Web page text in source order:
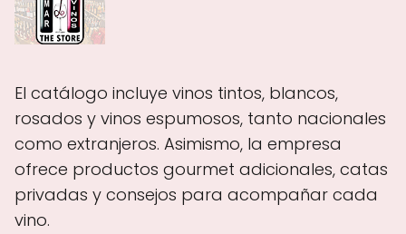
El catálogo incluye vinos tintos, blancos,
rosados y vinos espumosos, tanto nacionales
como extranjeros. Asimismo, la empresa
ofrece productos gourmet adicionales, catas
privadas y consejos para acompañar cada
vino.